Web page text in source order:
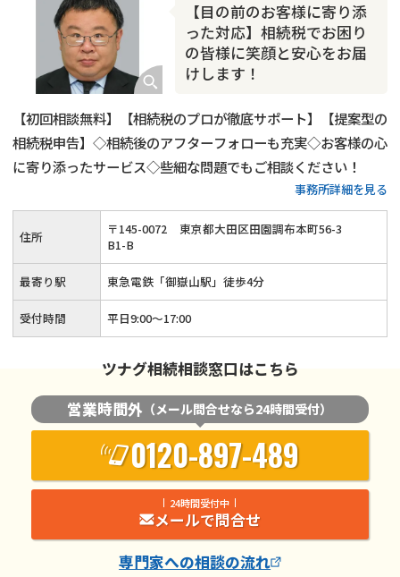
【目の前のお客様に寄り添
った対応】相続税でお困り
の皆様に笑顔と安心をお届
けします！
【初回相談無料】【相続税のプロが徹底サポート】【提案型の
相続税申告】◇相続後のアフターフォローも充実◇お客様の心
に寄り添ったサービス◇些細な問題でもご相談ください！
事務所詳細を見る
住所 〒145-0072
東京都大田区田園調布本町56-3
B1-B
最寄り駅 東急電鉄「御嶽山駅」徒歩4分
受付時間 平日9:00〜17:00
ツナグ相続相談窓口はこちら
営業時間外 （メール問合せなら24時間受付）
0120-897-489
24時間受付中
メールで問合せ
専門家への相談の流れ